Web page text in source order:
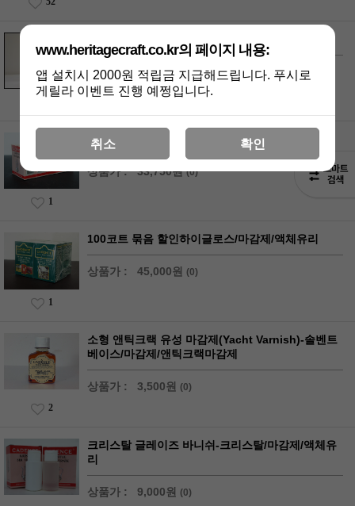
상품가 : 10,000원 (0)
크리스탈 묶음 할인크리스탈/마감제/액체유리
상품가 : 33,750원 (0)
1
100코트 묶음 할인하이글로스/마감제/액체유리
상품가 : 45,000원 (0)
1
소형 앤틱크랙 유성 마감제(Yacht Varnish)-솔벤트
베이스/마감제/앤틱크랙마감제
상품가 : 3,500원 (0)
2
크리스탈 글레이즈 바니쉬-크리스탈/마감제/액체유
리
상품가 : 9,000원 (0)
www.heritagecraft.co.kr의 페이지 내용:
앱 설치시 2000원 적립금 지급해드립니다. 푸시로
게릴라 이벤트 진행 예쩡입니다.
취소 확인